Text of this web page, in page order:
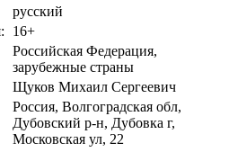
русский
16+
Российская Федерация,
зарубежные страны
Щуков Михаил Сергеевич
Россия, Волгоградская обл,
Дубовский р-н, Дубовка г,
Московская ул, 22